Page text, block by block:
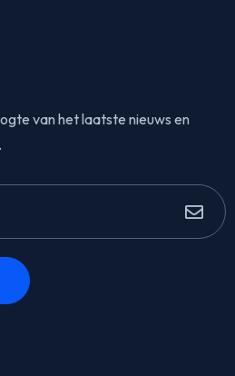
van het laatste nieuws en